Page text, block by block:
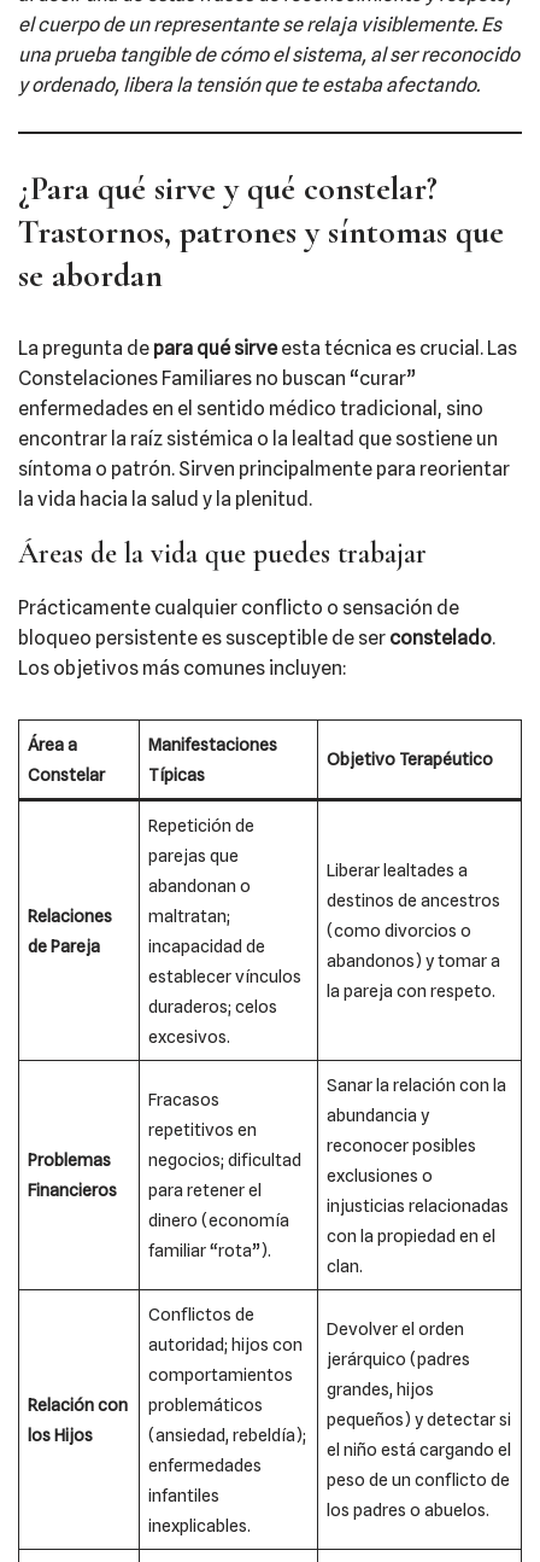
el cuerpo de un representante se relaja visiblemente. Es
una prueba tangible de cómo el sistema, al ser reconocido
y ordenado, libera la tensión que te estaba afectando.
¿Para qué sirve y qué constelar?
Trastornos, patrones y síntomas que
se abordan
La pregunta de para qué sirveesta técnica es crucial. Las
Constelaciones Familiares no buscan “curar”
enfermedades en el sentido médico tradicional, sino
encontrar la raíz sistémica o la lealtad que sostiene un
síntoma o patrón. Sirven principalmente para reorientar
la vida hacia la salud y la plenitud.
Áreas de la vida que puedes trabajar
Prácticamente cualquier conflicto o sensación de
bloqueo persistente es susceptible de ser constelado.
Los objetivos más comunes incluyen:
Área a
Constelar
Manifestaciones
Típicas
Objetivo Terapéutico
Relaciones
de Pareja
Repetición de
parejas que
abandonan o
maltratan;
incapacidad de
establecer vínculos
duraderos; celos
excesivos.
Liberar lealtades a
destinos de ancestros
(como divorcios o
abandonos) y tomar a
la pareja con respeto.
Problemas
Financieros
Fracasos
repetitivos en
negocios; dificultad
para retener el
dinero (economía
familiar “rota”).
Sanar la relación con la
abundancia y
reconocer posibles
exclusiones o
injusticias relacionadas
con la propiedad en el
clan.
Relación con
los Hijos
Conflictos de
autoridad; hijos con
comportamientos
problemáticos
(ansiedad, rebeldía);
enfermedades
infantiles
inexplicables.
Devolver el orden
jerárquico (padres
grandes, hijos
pequeños) y detectar si
el niño está cargando el
peso de un conflicto de
los padres o abuelos.